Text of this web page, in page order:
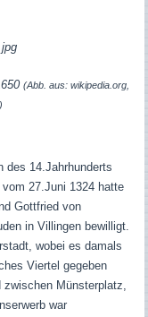
(Abb. aus: wikipedia.org,
des 14.Jahrhunderts
27.Juni 1324 hatte
Gottfried von
in Villingen bewilligt.
wobei es damals
Viertel gegeben
zwischen Münsterplatz,
war